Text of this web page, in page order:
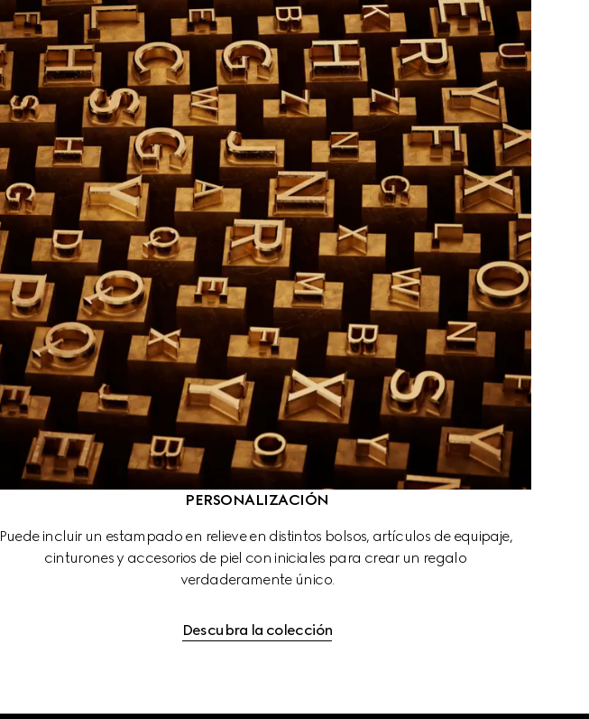
PERSONALIZACIÓN
Puede incluir un estampado en relieve en distintos bolsos, artículos de equipaje,
cinturones y accesorios de piel con iniciales para crear un regalo
verdaderamente único.
Descubra la colección